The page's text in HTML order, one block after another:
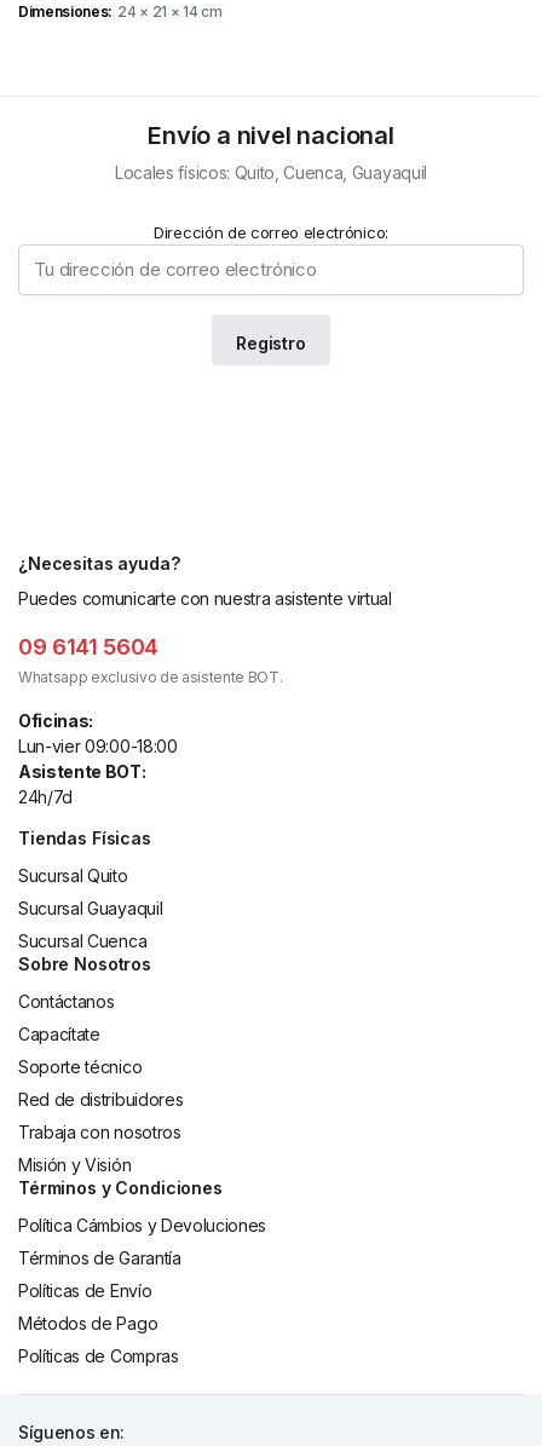
Dimensiones 24 × 21 × 14 cm
Envío a nivel nacional
Locales físicos: Quito, Cuenca, Guayaquil
Dirección de correo electrónico:
¿Necesitas ayuda?
Puedes comunicarte con nuestra asistente virtual
09 6141 5604
Whatsapp exclusivo de asistente BOT.
Oficinas:
Lun-vier 09:00-18:00
Asistente BOT:
24h/7d
Tiendas Físicas
Sucursal Quito
Sucursal Guayaquil
Sucursal Cuenca
Sobre Nosotros
Contáctanos
Capacítate
Soporte técnico
Red de distribuidores
Trabaja con nosotros
Misión y Visión
Términos y Condiciones
Política Cámbios y Devoluciones
Términos de Garantía
Políticas de Envío
Métodos de Pago
Políticas de Compras
Síguenos en: